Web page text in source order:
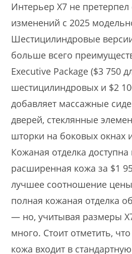
Интерьер X7 не
изменений с 2025
Шестицилиндровые
больше всего
Executive Package ($3 750
шестицилиндровых и $2
добавляет массажные
дверей, стеклянные
шторки на боковых окнах
Кожаная отделка доступна
расширенная кожа за $1
лучшее соотношение цены
полная кожаная отделка
— но, учитывая размеры
много. Стоит отметить,
кожа входит в